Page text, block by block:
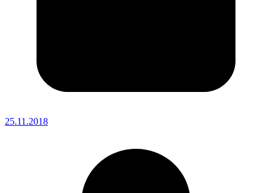
25.11.2018